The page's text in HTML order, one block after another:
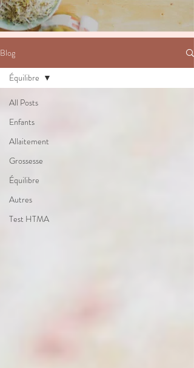
Blog
All Posts
Enfants
Allaitement
Grossesse
Équilibre
Autres
Test HTMA
Équilibre